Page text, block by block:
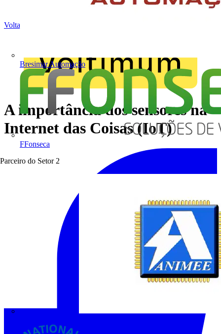
Bresimar Automação
FFonseca
Parceiro do Setor 2
Voltar para Notícias
A importância dos sensores na
Internet das Coisas (IoT)